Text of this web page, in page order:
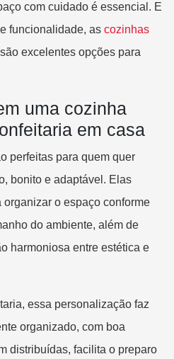
com cuidado é essencial. E
funcionalidade, as cozinhas
são excelentes opções para
uma cozinha
em casa
perfeitas para quem quer
bonito e adaptável. Elas
o espaço conforme
do ambiente, além de
harmoniosa entre estética e
essa personalização faz
organizado, com boa
distribuídas, facilita o preparo